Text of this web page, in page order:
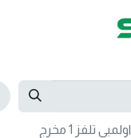
اولمبي تلفز 1 مخرج